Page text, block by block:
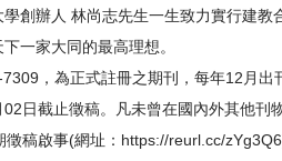
創辦人 林尚志先生一生致力實行建
一家大同的最高理想。
，為正式註冊之期刊，每年12月出
日截止徵稿。凡未曾在國內外其他刊
稿啟事(網址： https://reurl.cc/zYg3Q6